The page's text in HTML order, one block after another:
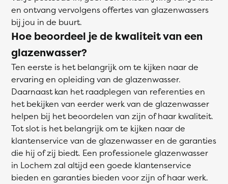
en ontvang vervolgens offertes van glazenwassers
bij jou in de buurt.
Hoe beoordeel je de kwaliteit van een
glazenwasser?
Ten eerste is het belangrijk om te kijken naar de
ervaring en opleiding van de glazenwasser.
Daarnaast kan het raadplegen van referenties en
het bekijken van eerder werk van de glazenwasser
helpen bij het beoordelen van zijn of haar kwaliteit.
Tot slot is het belangrijk om te kijken naar de
klantenservice van de glazenwasser en de garanties
die hij of zij biedt. Een professionele glazenwasser
in Lochem zal altijd een goede klantenservice
bieden en garanties bieden voor zijn of haar werk.